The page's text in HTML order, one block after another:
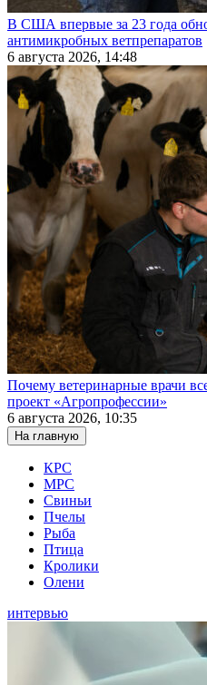
В США впервые за 23 года
антимикробных ветпрепаратов
6 августа 2026, 14:48
Почему ветеринарные врачи
проект «Агропрофессии»
6 августа 2026, 10:35
На главную
КРС
МРС
Свиньи
Пчелы
Рыба
Птица
Кролики
Олени
интервью